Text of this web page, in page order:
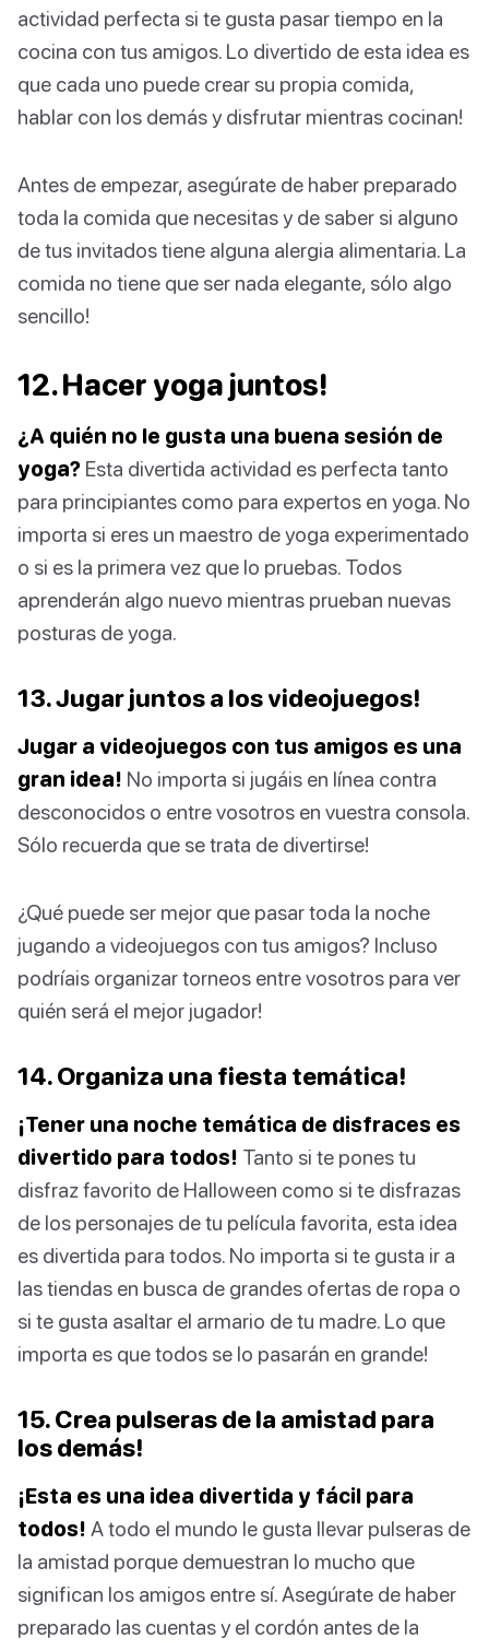
actividad perfecta si te gusta pasar tiempo en la
cocina con tus amigos. Lo divertido de esta idea es
que cada uno puede crear su propia comida,
hablar con los demás y disfrutar mientras cocinan!
Antes de empezar, asegúrate de haber preparado
toda la comida que necesitas y de saber si alguno
de tus invitados tiene alguna alergia alimentaria. La
comida no tiene que ser nada elegante, sólo algo
sencillo!
12. Hacer yoga juntos!
¿A quién no le gusta una buena sesión de
yoga? Esta divertida actividad es perfecta tanto
para principiantes como para expertos en yoga. No
importa si eres un maestro de yoga experimentado
o si es la primera vez que lo pruebas. Todos
aprenderán algo nuevo mientras prueban nuevas
posturas de yoga.
13. Jugar juntos a los videojuegos!
Jugar a videojuegos con tus amigos es una
gran idea! No importa si jugáis en línea contra
desconocidos o entre vosotros en vuestra consola.
Sólo recuerda que se trata de divertirse!
¿Qué puede ser mejor que pasar toda la noche
jugando a videojuegos con tus amigos? Incluso
podríais organizar torneos entre vosotros para ver
quién será el mejor jugador!
14. Organiza una fiesta temática!
¡Tener una noche temática de disfraces es
divertido para todos! Tanto si te pones tu
disfraz favorito de Halloween como si te disfrazas
de los personajes de tu película favorita, esta idea
es divertida para todos. No importa si te gusta ir a
las tiendas en busca de grandes ofertas de ropa o
si te gusta asaltar el armario de tu madre. Lo que
importa es que todos se lo pasarán en grande!
15. Crea pulseras de la amistad para
los demás!
¡Esta es una idea divertida y fácil para
todos! A todo el mundo le gusta llevar pulseras de
la amistad porque demuestran lo mucho que
significan los amigos entre sí. Asegúrate de haber
preparado las cuentas y el cordón antes de la